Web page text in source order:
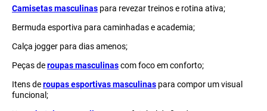
Camisetas masculinas para revezar treinos e rotina ativa;
Bermuda esportiva para caminhadas e academia;
Calça jogger para dias amenos;
Peças deroupas masculinascom foco em conforto;
Itens deroupas esportivas masculinas para compor um visual
funcional;